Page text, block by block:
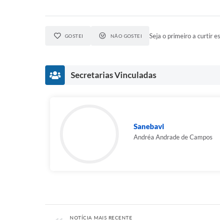
GOSTEI NÃO GOSTEI Seja o primeiro a curtir
Secretarias Vinculadas
Sanebavi
Andréa Andrade de Campos
NOTÍCIA MAIS RECENTE